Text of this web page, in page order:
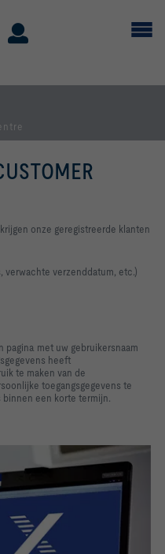
onze geregistreerde klanten
verwachte verzenddatum, etc.)
pagina met uw gebruikersnaam
heeft
te maken van de
toegangsgegevens te
een korte termijn.